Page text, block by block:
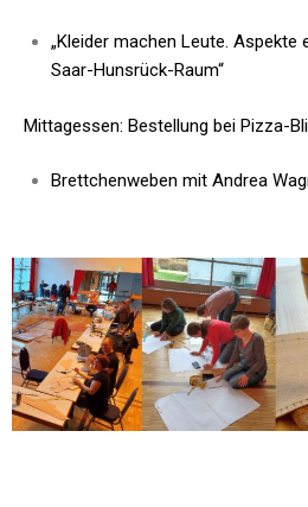
„Kleider machen Leute. Aspekte
Saar-Hunsrück-Raum“
Mittagessen: Bestellung bei Pizza-
Brettchenweben mit Andrea